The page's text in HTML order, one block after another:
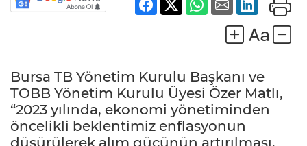
Bursa TB Yönetim Kurulu Başkanı ve
TOBB Yönetim Kurulu Üyesi Özer Matlı,
“2023 yılında, ekonomi yönetiminden
öncelikli beklentimiz enflasyonun